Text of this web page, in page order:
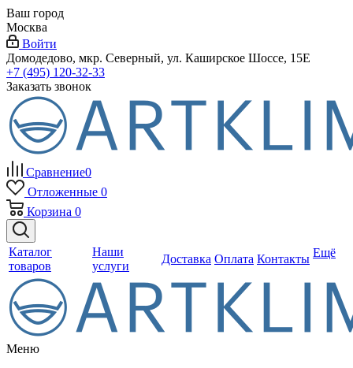
Ваш город
Москва
Войти
Домодедово, мкр. Северный, ул. Каширское Шоссе, 15Е
+7 (495) 120-32-33
Заказать звонок
Сравнение0
Отложенные 0
Корзина 0
Каталог
товаров
Наши
услуги
Доставка Оплата Контакты Ещё
Меню